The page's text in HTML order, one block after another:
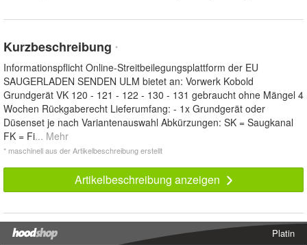
Kurzbeschreibung *
Informationspflicht Online-Streitbeilegungsplattform der EU
SAUGERLADEN SENDEN ULM bietet an: Vorwerk Kobold
Grundgerät VK 120 - 121 - 122 - 130 - 131 gebraucht ohne Mängel 4
Wochen Rückgaberecht Lieferumfang: - 1x Grundgerät oder
Düsenset je nach Variantenauswahl Abkürzungen: SK = Saugkanal
FK = Fi... Mehr
* maschinell aus der Artikelbeschreibung erstellt
Artikelbeschreibung anzeigen
Platin